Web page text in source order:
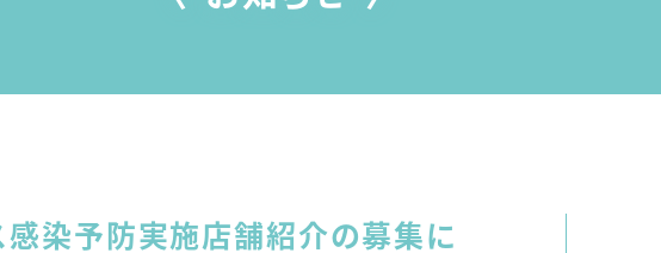
感染予防実施店舗紹介の募集に